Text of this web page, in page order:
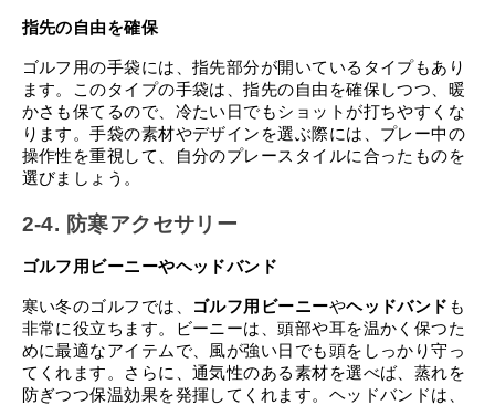
指先の自由を確保
ゴルフ用の手袋には、指先部分が開いているタイプもあり
ます。このタイプの手袋は、指先の自由を確保しつつ、暖
かさも保てるので、冷たい日でもショットが打ちやすくな
ります。手袋の素材やデザインを選ぶ際には、プレー中の
操作性を重視して、自分のプレースタイルに合ったものを
選びましょう。
2-4. 防寒アクセサリー
ゴルフ用ビーニーやヘッドバンド
寒い冬のゴルフでは、 ゴルフ用ビーニーやヘッドバンド も
非常に役立ちます。ビーニーは、頭部や耳を温かく保つた
めに最適なアイテムで、風が強い日でも頭をしっかり守っ
てくれます。さらに、通気性のある素材を選べば、蒸れを
防ぎつつ保温効果を発揮してくれます。ヘッドバンドは、